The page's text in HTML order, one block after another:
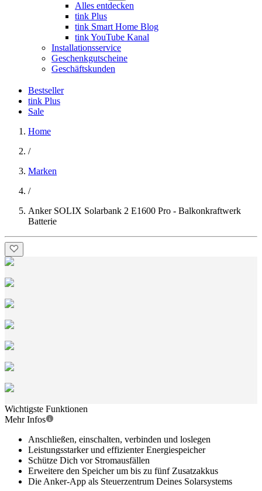
Alles entdecken
tink Plus
tink Smart Home Blog
tink YouTube Kanal
Installationsservice
Geschenkgutscheine
Geschäftskunden
Bestseller
tink Plus
Sale
Home
/
Marken
/
Anker SOLIX Solarbank 2 E1600 Pro - Balkonkraftwerk
Batterie
Wichtigste Funktionen
Mehr Infos
Anschließen, einschalten, verbinden und loslegen
Leistungsstarker und effizienter Energiespeicher
Schütze Dich vor Stromausfällen
Erweitere den Speicher um bis zu fünf Zusatzakkus
Die Anker-App als Steuerzentrum Deines Solarsystems